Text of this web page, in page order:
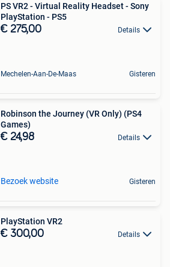
PS VR2 - Virtual Reality Headset - Sony
PlayStation - PS5
€ 275,00 Details
Mechelen-Aan-De-Maas Gisteren
Robinson the Journey (VR Only) (PS4
Games)
€ 24,98 Details
Bezoek website Gisteren
PlayStation VR2
€ 300,00 Details